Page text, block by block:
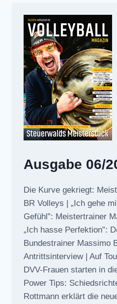
Ausgabe 06/
Die Kurve gekriegt:
BR Volleys | „Ich gehe
Gefühl”: Meistertrainer
„Ich hasse Perfektion”:
Bundestrainer Massimo
Antrittsinterview | Auf
DVV-Frauen starten in
Power Tips:
Rottmann erklärt die